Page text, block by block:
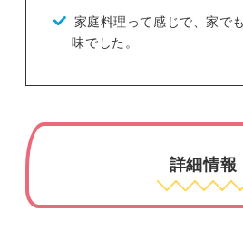
家庭料理って感じで、家で
味でした。
詳細情報